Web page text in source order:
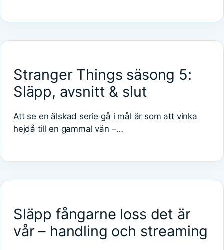
Stranger Things säsong 5:
Släpp, avsnitt & slut
Att se en älskad serie gå i mål är som att vinka
hejdå till en gammal vän –…
Släpp fångarne loss det är
vår – handling och streaming